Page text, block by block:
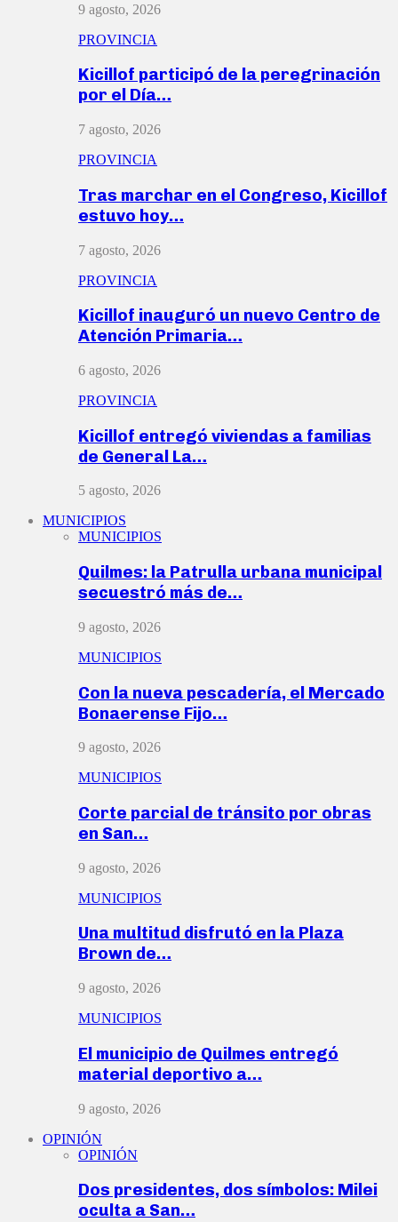
9 agosto, 2026
PROVINCIA
Kicillof participó de la peregrinación
por el Día…
7 agosto, 2026
PROVINCIA
Tras marchar en el Congreso, Kicillof
estuvo hoy…
7 agosto, 2026
PROVINCIA
Kicillof inauguró un nuevo Centro de
Atención Primaria…
6 agosto, 2026
PROVINCIA
Kicillof entregó viviendas a familias
de General La…
5 agosto, 2026
MUNICIPIOS
MUNICIPIOS
Quilmes: la Patrulla urbana municipal
secuestró más de…
9 agosto, 2026
MUNICIPIOS
Con la nueva pescadería, el Mercado
Bonaerense Fijo…
9 agosto, 2026
MUNICIPIOS
Corte parcial de tránsito por obras
en San…
9 agosto, 2026
MUNICIPIOS
Una multitud disfrutó en la Plaza
Brown de…
9 agosto, 2026
MUNICIPIOS
El municipio de Quilmes entregó
material deportivo a…
9 agosto, 2026
OPINIÓN
OPINIÓN
Dos presidentes, dos símbolos: Milei
oculta a San…